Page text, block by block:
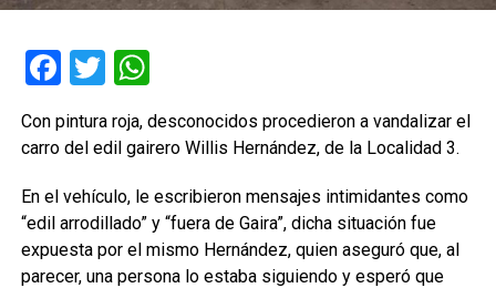
Facebook
TwitterWhatsApp
Con pintura roja, desconocidos procedieron a vandalizar el
carro del edil gairero Willis Hernández, de la Localidad 3.
En el vehículo, le escribieron mensajes intimidantes como
“edil arrodillado” y “fuera de Gaira”, dicha situación fue
expuesta por el mismo Hernández, quien aseguró que, al
parecer, una persona lo estaba siguiendo y esperó que